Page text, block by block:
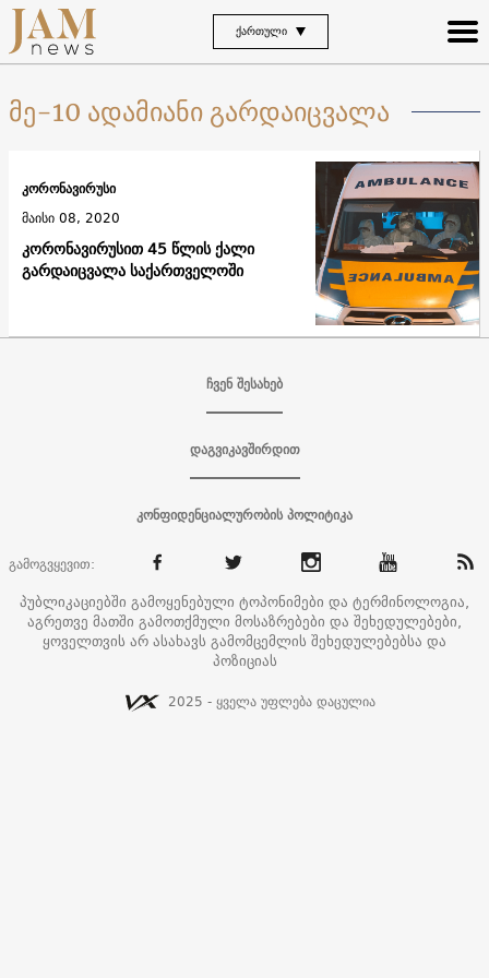
ᲥᲐᲠᲗᲣᲚᲘ
მე-10 ადამიანი გარდაიცვალა
კორონავირუსით 45 წლის ქალი
გარდაიცვალა საქართველოში
კორონავირუსი
მაისი 08, 2020
ჩვენ შესახებ
დაგვიკავშირდით
კონფიდენციალურობის პოლიტიკა
გამოგვყევით:
პუბლიკაციებში გამოყენებული ტოპონიმები და ტერმინოლოგია,
აგრეთვე მათში გამოთქმული მოსაზრებები და შეხედულებები,
ყოველთვის არ ასახავს გამომცემლის შეხედულებებსა და
პოზიციას
2025 - ყველა უფლება დაცულია